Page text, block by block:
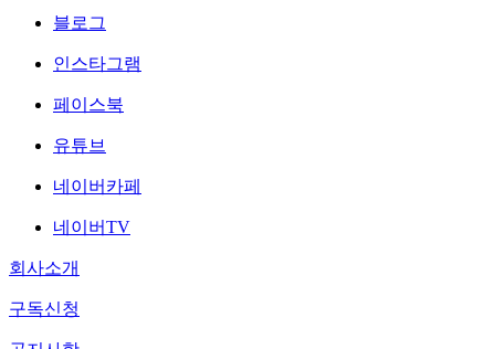
블로그
인스타그램
페이스북
유튜브
네이버카페
네이버TV
회사소개
구독신청